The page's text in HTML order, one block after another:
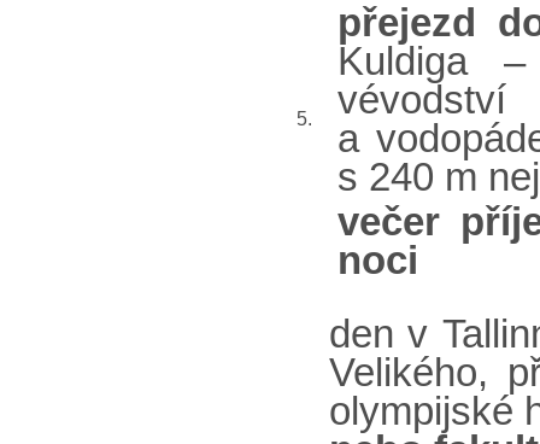
5.
přejezd
Kuldiga
vévodství
a
s 240 m
večer
noci
den v
Velikého,
olympijské